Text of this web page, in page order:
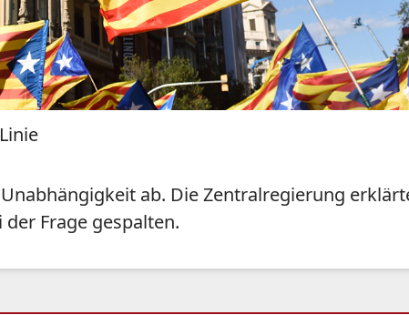
ab. Die Zentralregierung
Frage gespalten.